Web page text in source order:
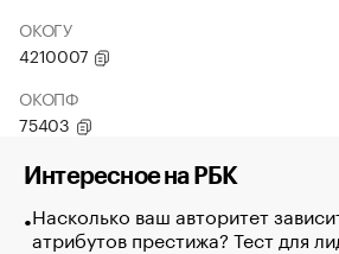
ОКОГУ
4210007
ОКОПФ
75403
Интересное на РБК
Насколько ваш авторитет
атрибутов престижа? Тест для